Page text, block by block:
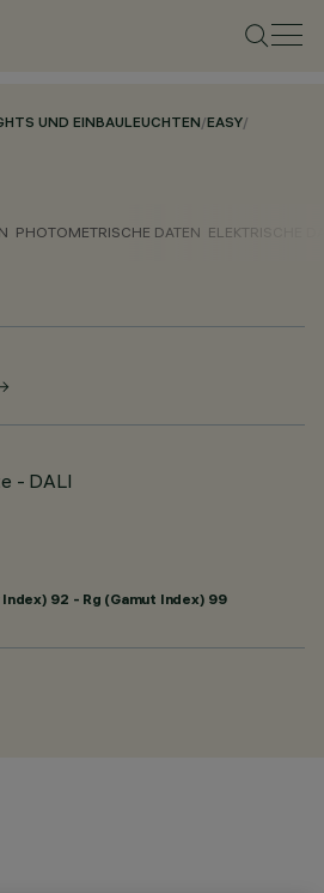
UND EINBAULEUCHTEN/EASY/
PHOTOMETRISCHE DATEN ELEKTRISCHE
- DALI
92 - Rg (Gamut Index) 99